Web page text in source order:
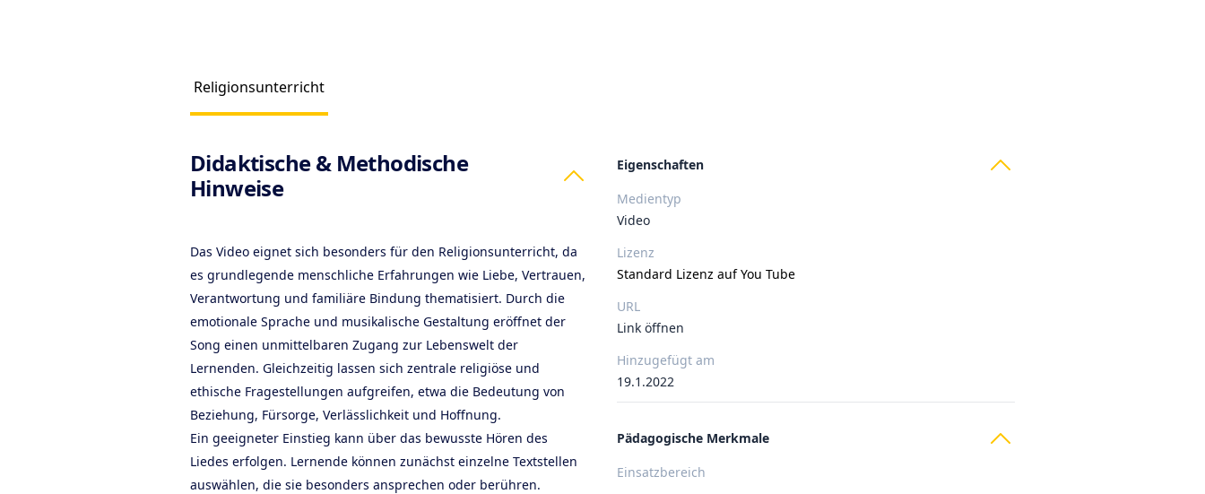
Religionsunterricht
Products
Didaktische & Methodische
Hinweise
Das Video eignet sich besonders für den Religionsunterricht, da
es grundlegende menschliche Erfahrungen wie Liebe, Vertrauen,
Verantwortung und familiäre Bindung thematisiert. Durch die
emotionale Sprache und musikalische Gestaltung eröffnet der
Song einen unmittelbaren Zugang zur Lebenswelt der
Lernenden. Gleichzeitig lassen sich zentrale religiöse und
ethische Fragestellungen aufgreifen, etwa die Bedeutung von
Beziehung, Fürsorge, Verlässlichkeit und Hoffnung.
Ein geeigneter Einstieg kann über das bewusste Hören des
Liedes erfolgen. Lernende können zunächst einzelne Textstellen
auswählen, die sie besonders ansprechen oder berühren.
Eigenschaften
Medientyp
Video
Lizenz
Standard Lizenz auf You Tube
URL
Link öffnen
Hinzugefügt am
19.1.2022
Pädagogische Merkmale
Einsatzbereich